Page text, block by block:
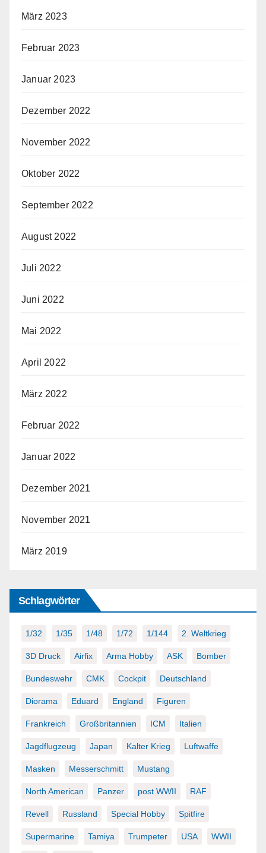
März 2023
Februar 2023
Januar 2023
Dezember 2022
November 2022
Oktober 2022
September 2022
August 2022
Juli 2022
Juni 2022
Mai 2022
April 2022
März 2022
Februar 2022
Januar 2022
Dezember 2021
November 2021
März 2019
Schlagwörter
1/32 1/35 1/48 1/72 1/144 2. Weltkrieg
3D Druck Airfix Arma Hobby ASK Bomber
Bundeswehr CMK Cockpit Deutschland
Diorama Eduard England Figuren
Frankreich Großbritannien ICM Italien
Jagdflugzeug Japan Kalter Krieg Luftwaffe
Masken Messerschmitt Mustang
North American Panzer post WWII RAF
Revell Russland Special Hobby Spitfire
Supermarine Tamiya Trumpeter USA WWII